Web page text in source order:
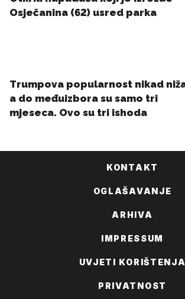
KONTAKT
OGLAŠAVANJE
ARHIVA
IMPRESSUM
UVJETI KORIŠTENJA
PRIVATNOST